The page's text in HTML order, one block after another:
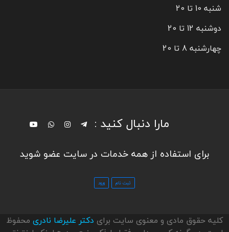
شنبه 10 تا 20
دوشنبه 12 تا 20
چهارشنبه 8 تا 20
مارا دنبال کنید :
برای استفاده از همه خدمات در سایت عضو شوید
کلیه حقوق مادی و معنوی سایت برای دکتر علیرضا نادری محفوظ